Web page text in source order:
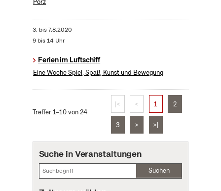
Porz
3. bis7.8.2020
9 bis 14 Uhr
Ferien im Luftschiff
Eine Woche Spiel, Spaß, Kunst und Bewegung
Treffer 1–10 von 24
|< < 1 2
3 > >|
Suche in Veranstaltungen
Suchen